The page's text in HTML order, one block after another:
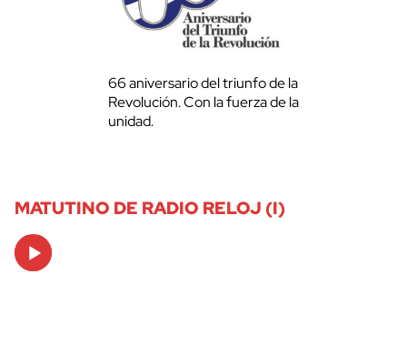
66 aniversario del triunfo de la
Revolución. Con la fuerza de la
unidad.
MATUTINO DE RADIO RELOJ (I)
Audio
Player